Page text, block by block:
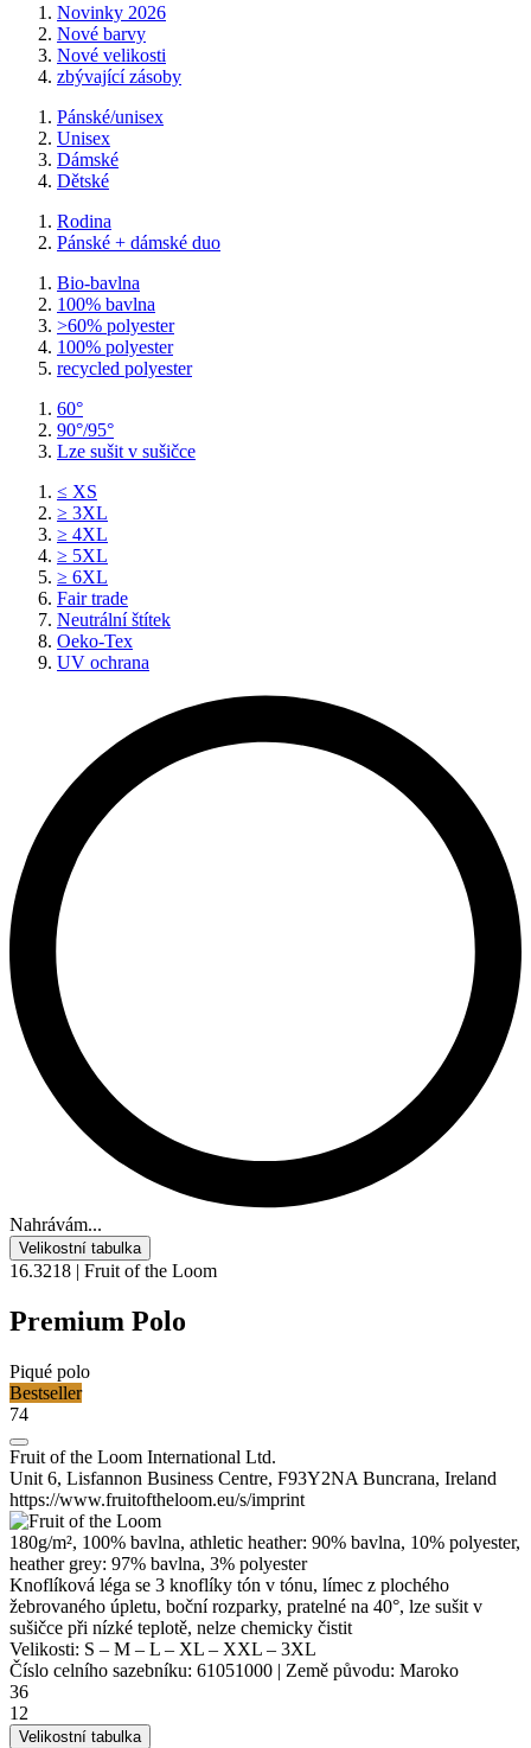
Novinky 2026
Nové barvy
Nové velikosti
zbývající zásoby
Pánské/unisex
Unisex
Dámské
Dětské
Rodina
Pánské + dámské duo
Bio-bavlna
100% bavlna
>60% polyester
100% polyester
recycled polyester
60°
90°/95°
Lze sušit v sušičce
≤ XS
≥ 3XL
≥ 4XL
≥ 5XL
≥ 6XL
Fair trade
Neutrální štítek
Oeko-Tex
UV ochrana
Nahrávám...
Velikostní tabulka
16.3218 | Fruit of the Loom
Premium Polo
Piqué polo
Bestseller
74
Fruit of the Loom International Ltd.
Unit 6, Lisfannon Business Centre, F93Y2NA Buncrana, Ireland
https://www.fruitoftheloom.eu/s/imprint
180g/m², 100% bavlna, athletic heather: 90% bavlna, 10% polyester,
heathergrey: 97% bavlna, 3% polyester
Knoflíková léga se 3 knoflíky tón v tónu, límec z plochého
žebrovaného úpletu, boční rozparky, pratelné na 40°, lze sušit v
sušičce při nízké teplotě, nelze chemicky čistit
Velikosti: S – M – L – XL – XXL – 3XL
Číslo celního sazebníku: 61051000 | Země původu: Maroko
36
12
Velikostní tabulka